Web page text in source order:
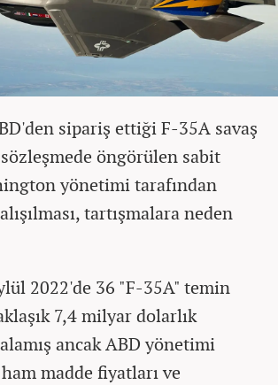
sipariş ettiği F-35A savaş
öngörülen sabit
yönetimi tarafından
tartışmalara neden
2022'de 36 "F-35A" temin
7,4 milyar dolarlık
ancak ABD yönetimi
madde fiyatları ve